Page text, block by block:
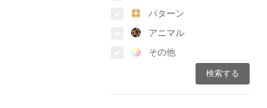
パターン
アニマル
その他